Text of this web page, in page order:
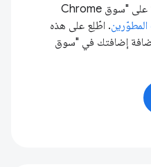
يجب أن تكون الإضافات الموزَّعة على "سوق Chrome
. اطّلِع على هذه
إضافتك في "سوق